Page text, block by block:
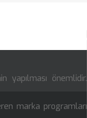
önemlidir.
marka programları